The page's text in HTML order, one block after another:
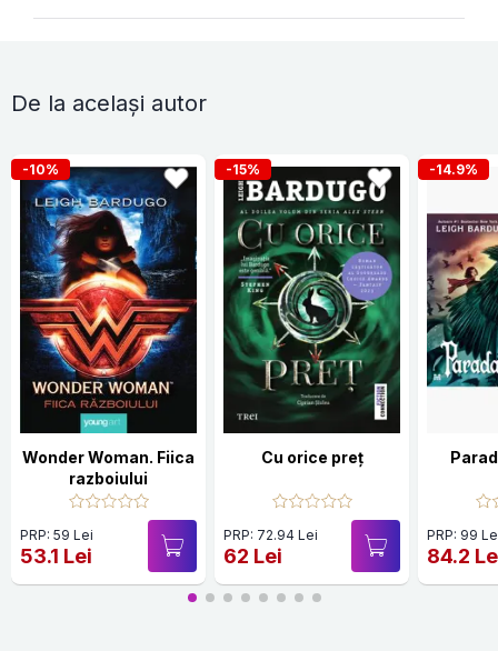
De la același autor
-10%
Wonder Woman. Fiica
razboiului
PRP: 59 Lei
53.1 Lei
-15%
Cu orice preț
PRP: 72.94 Lei
62 Lei
-14.9%
PRP: 99
84.2